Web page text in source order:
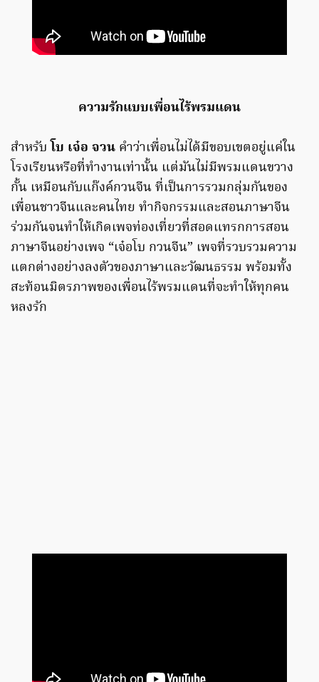
ความรักแบบเพื่อนไร้พรมแดน
สำหรับโบ เจ๋อ จวน คำว่าเพื่อนไม่ได้มีขอบเขตอยู่แค่ใน
โรงเรียนหรือที่ทำงานเท่านั้น แต่มันไม่มีพรมแดนขวาง
กั้น เหมือนกับแก๊งค์กวนจีน ที่เป็นการรวมกลุ่มกันของ
เพื่อนชาวจีนและคนไทย ทำกิจกรรมและสอนภาษาจีน
ร่วมกันจนทำให้เกิดเพจท่องเที่ยวที่สอดแทรกการสอน
ภาษาจีนอย่างเพจ “เจ๋อโบ กวนจีน” เพจที่รวบรวมความ
แตกต่างอย่างลงตัวของภาษาและวัฒนธรรม พร้อมทั้ง
สะท้อนมิตรภาพของเพื่อนไร้พรมแดนที่จะทำให้ทุกคน
หลงรัก